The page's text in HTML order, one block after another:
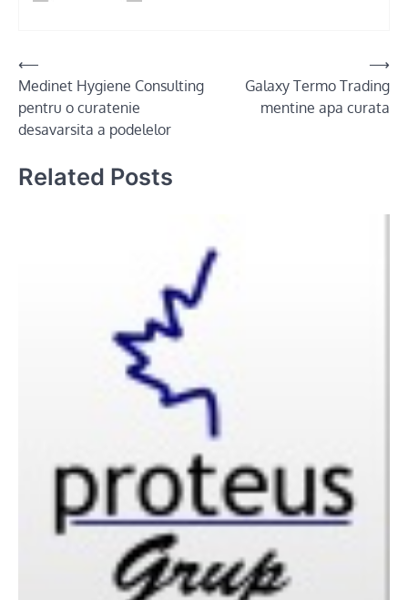
Post
navigation
⟵
Medinet Hygiene Consulting
pentru o curatenie
desavarsita a podelelor
Galaxy Termo Trading
mentine apa curata
⟶
Related Posts